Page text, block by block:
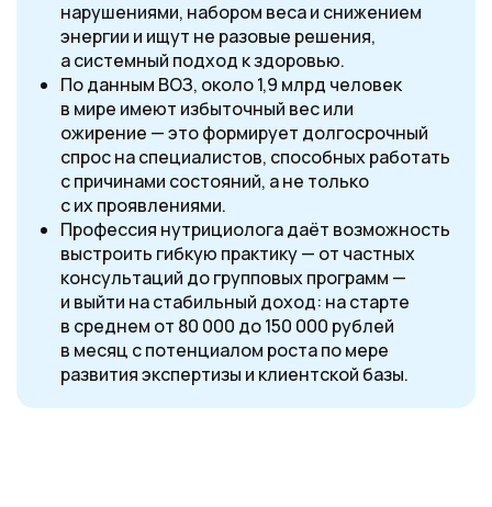
нарушениями, набором веса и снижением
энергии и ищут не разовые решения,
а системный подход к здоровью.
По данным ВОЗ, около 1,9 млрд человек
в мире имеют избыточный вес или
ожирение — это формирует долгосрочный
спрос на специалистов, способных работать
с причинами состояний, а не только
с их проявлениями.
Профессия нутрициолога даёт возможность
выстроить гибкую практику — от частных
консультаций до групповых программ —
и выйти на стабильный доход: на старте
в среднем от 80 000 до 150 000 рублей
в месяц с потенциалом роста по мере
развития экспертизы и клиентской базы.